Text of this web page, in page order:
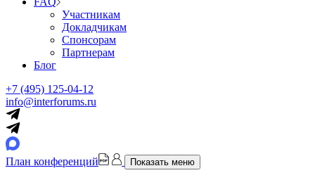
Участникам
Докладчикам
Спонсорам
Партнерам
Блог
+7 (495) 125-04-12
info@interforums.ru
План конференций Показать меню